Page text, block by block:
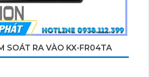
SOÁT RA VÀO KX-FR04TA